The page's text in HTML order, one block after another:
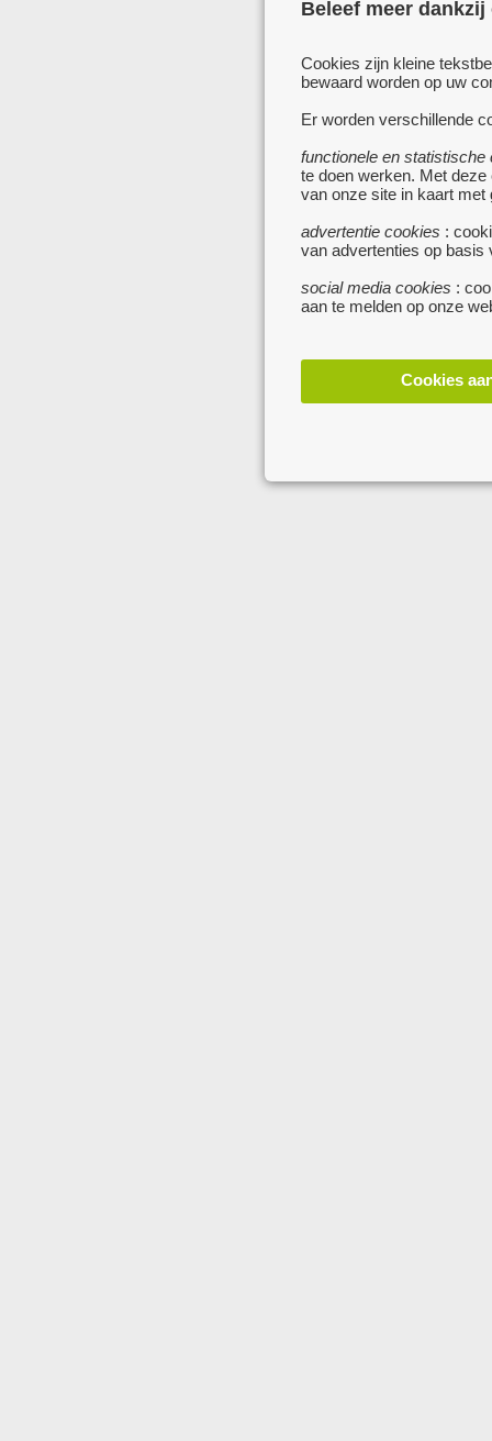
Beleef meer
Cookies zijn kleine
bewaard worden op uw
Er worden verschillende
functionele en statistische
te doen werken. Met
van onze site in kaart met
advertentie cookies :
van advertenties op basis
social media cookies :
aan te melden op onze
Cookies